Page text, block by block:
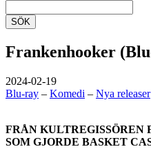
SÖK
Frankenhooker
2024-02-19
Blu-ray – Komedi – Nya releaser
FRÅN KULTREGISSÖREN
SOM GJORDE BASKET